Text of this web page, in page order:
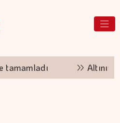
Altının